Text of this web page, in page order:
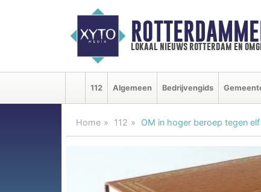
lokaal nieuws rotterdam en
112 Algemeen Bedrijvengids
Home 112 OM in hoger beroep tegen